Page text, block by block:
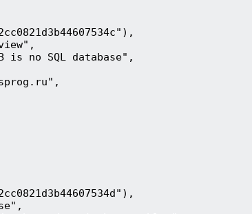
is no SQL database",